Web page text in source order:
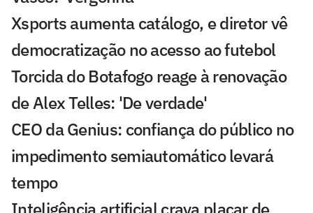
Xsports aumenta catálogo, e diretor vê
democratização no acesso ao futebol
Torcida do Botafogo reage à renovação
de Alex Telles: 'De verdade'
CEO da Genius: confiança do público no
impedimento semiautomático levará
tempo